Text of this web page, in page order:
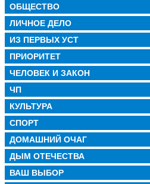
ОБЩЕСТВО
ЛИЧНОЕ ДЕЛО
ИЗ ПЕРВЫХ УСТ
ПРИОРИТЕТ
ЧЕЛОВЕК И ЗАКОН
ЧП
КУЛЬТУРА
СПОРТ
ДОМАШНИЙ ОЧАГ
ДЫМ ОТЕЧЕСТВА
ВАШ ВЫБОР